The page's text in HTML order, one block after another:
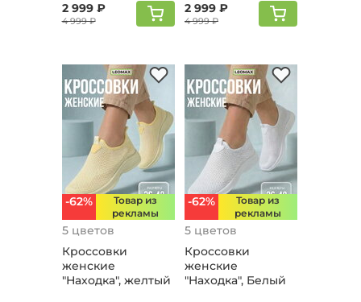
2 999 ₽
4 999 ₽
2 999 ₽
4 999 ₽
-62%
Товар из
рекламы
5 цветов
Кроссовки
женские
"Находка", желтый
-62%
Товар из
рекламы
5 цветов
Кроссовки
женские
"Находка", Белый